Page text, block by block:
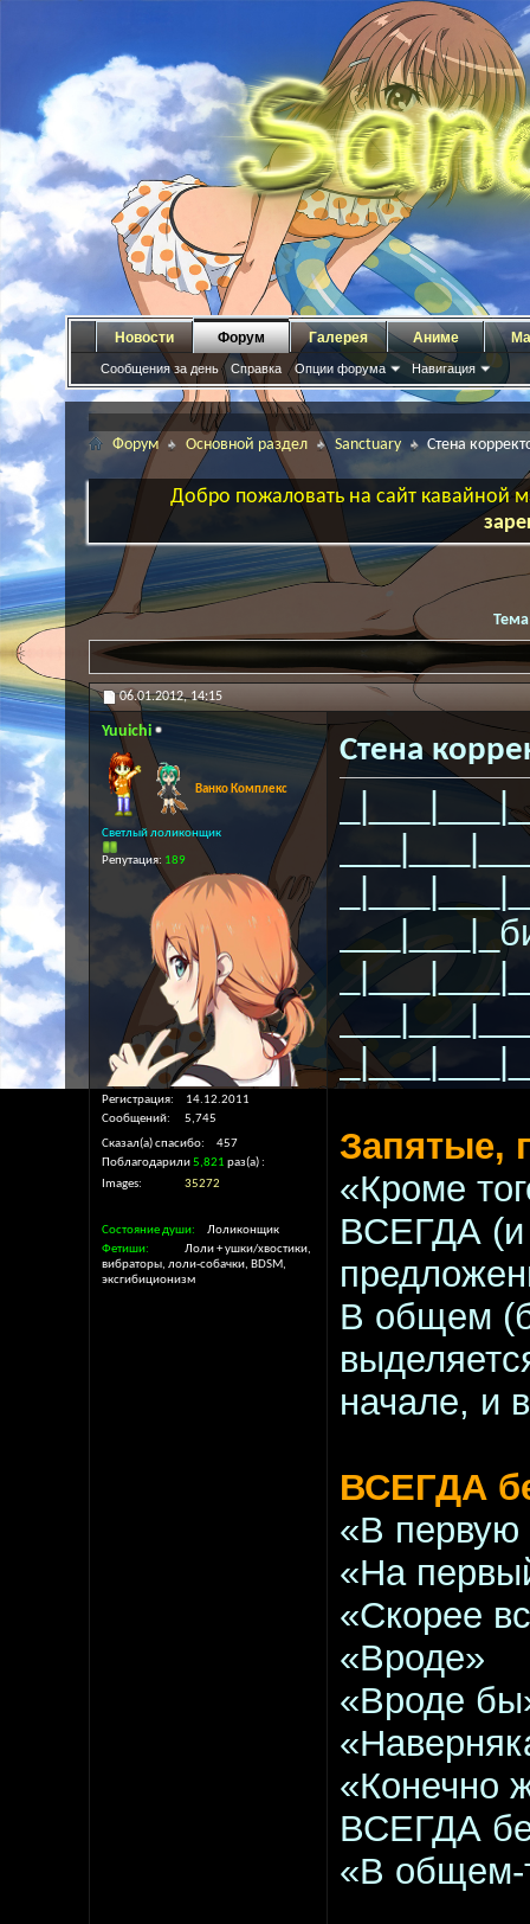
Новости Форум
Сообщения за день Справка Опции форума Навигация
Галерея Аниме
Форум Основной раздел Sanctuary Стена
Добро пожаловать на сайт кавайной
06.01.2012,14:15
Yuuichi
Ванко Комплекс
Светлый лоликонщик
Репутация: 189
Регистрация
14.12.2011
Сообщений
5,745
Сказал(а) спасибо
457
Поблагодарили5,821 раз(а)
Images
35272
Состояние души
Лоликонщик
Фетиши
Лоли + ушки/хвостики,
вибраторы, лоли-собачки, BDSM,
эксгибиционизм
Стена
Запятые,
«Кроме
ВСЕГДА (и
В общем
начале, и
ВСЕГДА
«В первую
«На
«Скорее
«Вроде»
«Вроде
«Конечно
ВСЕГДА
«В общем-